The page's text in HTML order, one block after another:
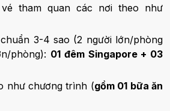
tham quan các nơi theo như
3-4 sao (2 người lớn/phòng
phòng): 01 đêm Singapore + 03
như chương trình (gồm 01 bữa ăn